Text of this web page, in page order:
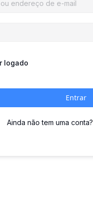
logado
Entrar
Ainda não tem uma conta?